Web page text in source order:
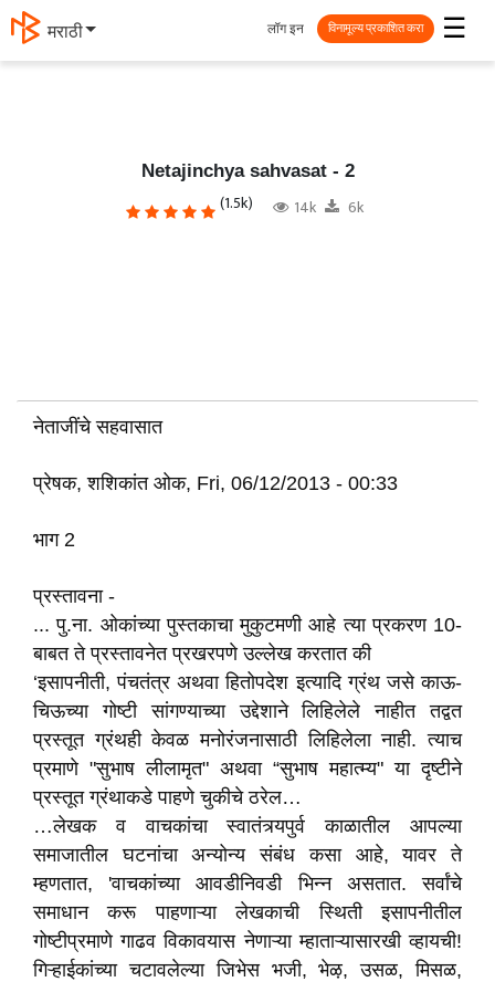
मराठी ☰
लॉग इन विनामूल्य प्रकाशित करा
Netajinchya sahvasat - 2
(1.5k) 14k 6k
नेताजींचे सहवासात
प्रेषक, शशिकांत ओक, Fri, 06/12/2013 - 00:33
भाग 2
प्रस्तावना -
... पु.ना. ओकांच्या पुस्तकाचा मुकुटमणी आहे त्या प्रकरण 10-
बाबत ते प्रस्तावनेत प्रखरपणे उल्लेख करतात की
‘इसापनीती, पंचतंत्र अथवा हितोपदेश इत्यादि ग्रंथ जसे काऊ-
चिऊच्या गोष्टी सांगण्याच्या उद्देशाने लिहिलेले नाहीत तद्वत
प्रस्तूत ग्रंथही केवळ मनोरंजनासाठी लिहिलेला नाही. त्याच
प्रमाणे "सुभाष लीलामृत" अथवा “सुभाष महात्म्य" या दृष्टीने
प्रस्तूत ग्रंथाकडे पाहणे चुकीचे ठरेल…
…लेखक व वाचकांचा स्वातंत्र्यपुर्व काळातील आपल्या
समाजातील घटनांचा अन्योन्य संबंध कसा आहे, यावर ते
म्हणतात, 'वाचकांच्या आवडीनिवडी भिन्न असतात. सर्वांचे
समाधान करू पाहणाऱ्या लेखकाची स्थिती इसापनीतील
गोष्टीप्रमाणे गाढव विकावयास नेणाऱ्या म्हाताऱ्यासारखी व्हायची!
गिऱ्हाईकांच्या चटावलेल्या जिभेस भजी, भेऴ, उसळ, मिसळ,